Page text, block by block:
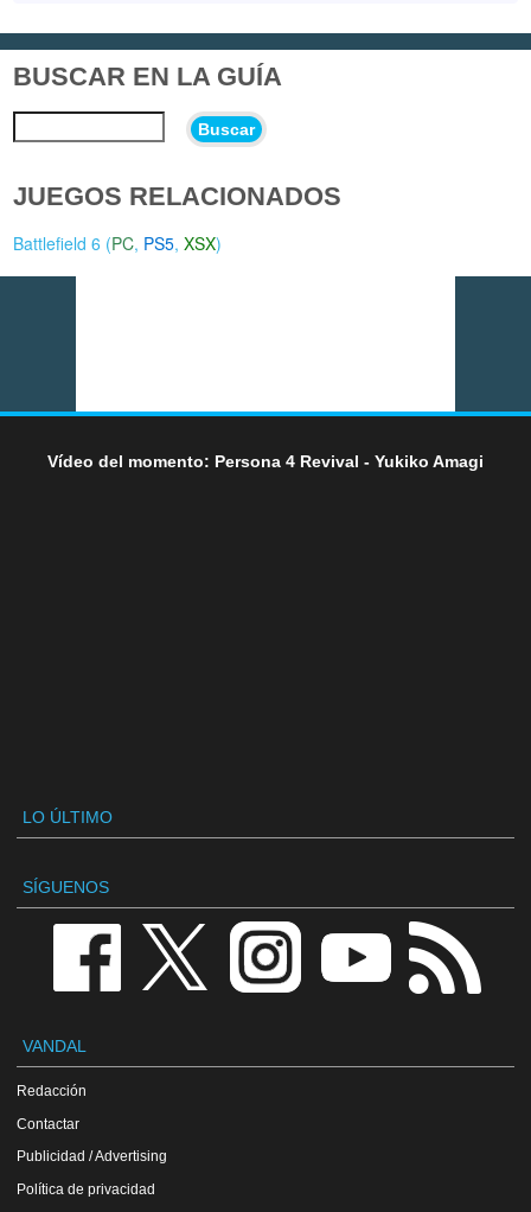
BUSCAR EN LA GUÍA
Buscar
JUEGOS RELACIONADOS
Battlefield 6 (PC, PS5,XSX)
Vídeo del momento: Persona 4 Revival - Yukiko Amagi
LO ÚLTIMO
SÍGUENOS
VANDAL
Redacción
Contactar
Publicidad / Advertising
Política de privacidad